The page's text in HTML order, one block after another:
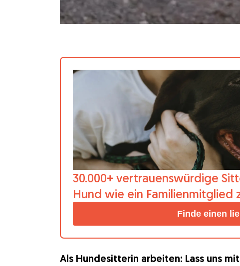
30.000+ vertrauenswürdige
Hund wie ein Familienmitglied
Finde einen
Als Hundesitterin arbeiten: Lass uns